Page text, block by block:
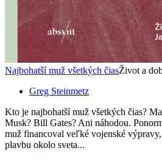
Najbohatší muž všetkých čiasŽivot a
Greg Steinmetz
Kto je najbohatší muž všetkých čias?
Musk? Bill Gates? Ani náhodou.
muž financoval veľké vojenské
plavbu okolo sveta...